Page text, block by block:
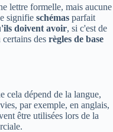
lettre formelle, mais aucune
signifie schémas parfait
doivent avoir, si c'est de
certains des règles de base
cela dépend de la langue,
par exemple, en anglais,
être utilisées lors de la